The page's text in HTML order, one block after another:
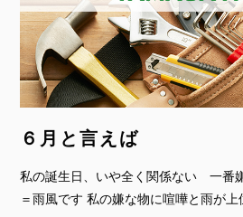
６月と言えば
私の誕生日、いや全く関係ない 一番
＝雨風です 私の嫌な物に喧嘩と雨が上